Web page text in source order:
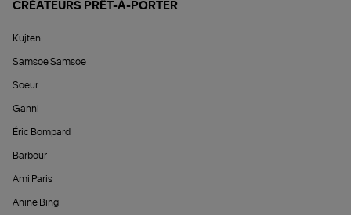
CRÉATEURS PRÊT-À-PORTER
Kujten
Samsoe Samsoe
Soeur
Ganni
Éric Bompard
Barbour
Ami Paris
Anine Bing